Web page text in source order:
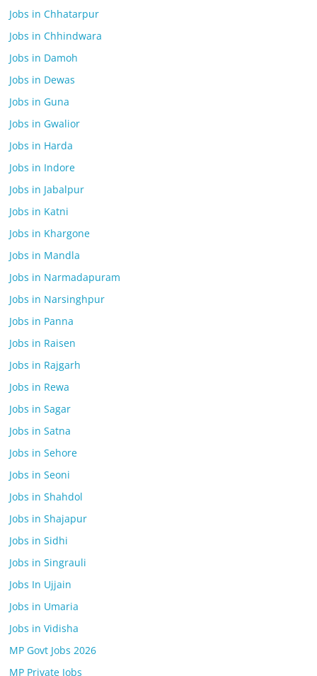
Jobs in Chhatarpur
Jobs in Chhindwara
Jobs in Damoh
Jobs in Dewas
Jobs in Guna
Jobs in Gwalior
Jobs in Harda
Jobs in Indore
Jobs in Jabalpur
Jobs in Katni
Jobs in Khargone
Jobs in Mandla
Jobs in Narmadapuram
Jobs in Narsinghpur
Jobs in Panna
Jobs in Raisen
Jobs in Rajgarh
Jobs in Rewa
Jobs in Sagar
Jobs in Satna
Jobs in Sehore
Jobs in Seoni
Jobs in Shahdol
Jobs in Shajapur
Jobs in Sidhi
Jobs in Singrauli
Jobs In Ujjain
Jobs in Umaria
Jobs in Vidisha
MP Govt Jobs 2026
MP Private Jobs